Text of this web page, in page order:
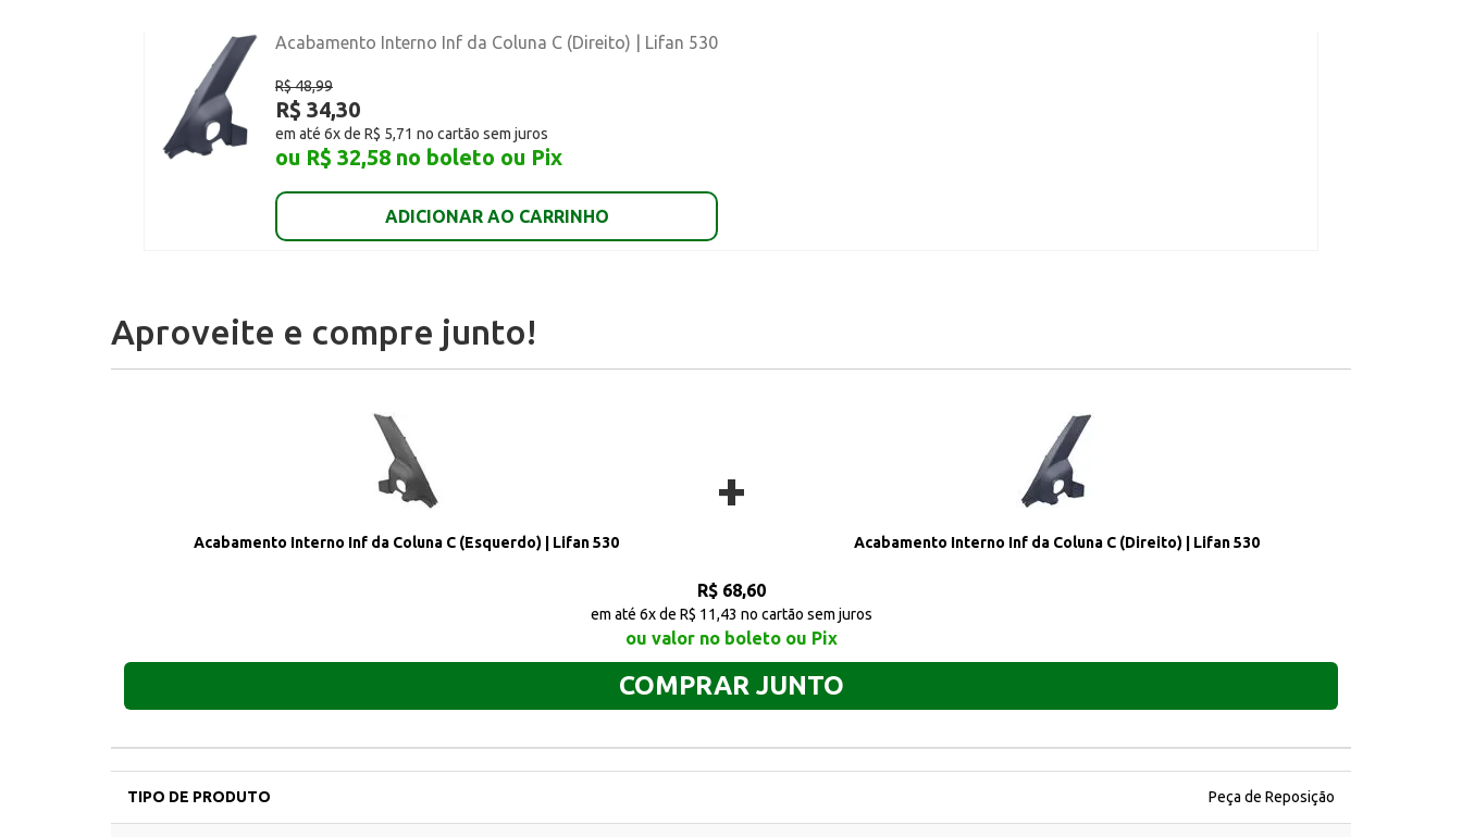
Acabamento Interno Inf da Coluna C (Direito) | Lifan 530
R$ 48,99
R$ 34,30
em até 6x de R$ 5,71 no cartão sem juros
ou R$ 32,58 no boleto ou Pix
ADICIONAR AO CARRINHO
Aproveite e compre junto!
Acabamento Interno Inf da Coluna C (Esquerdo) | Lifan 530
+
Acabamento Interno Inf da Coluna C (Direito) | Lifan 530
R$ 68,60
em até 6x de R$ 11,43 no cartão sem juros
ou valor no boleto ou Pix
COMPRAR JUNTO
TIPO DE PRODUTO Peça de Reposição